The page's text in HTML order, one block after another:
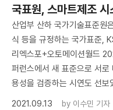
국표원, 스마트제조
산업부 산하 국가기술표준원
식 등을 규정하는 국가표준,
리엑스포+오토메이션월드
퍼런스에서 새 표준으로 서
용성을 검증하는 시연도 선보
2021.09.13
by 이수민 기자